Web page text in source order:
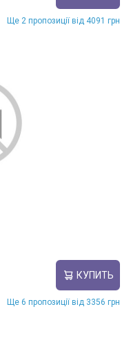
Ще 2 пропозиції від 4091 грн
КУПИТЬ
Ще 6 пропозиції від 3356 грн